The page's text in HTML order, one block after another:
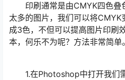
印刷通常是由CMYK四色叠
太多的图片，我们可以将
成3色，不但可以提高图片印刷
本，何乐不为呢？方法非常简单
1.在Photoshop中打开我们需